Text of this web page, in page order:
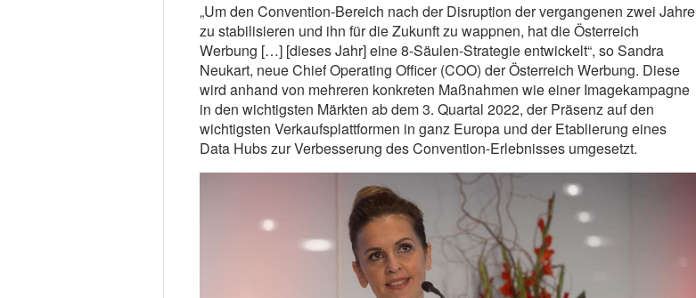
„Um den Convention-Bereich nach der Disruption der vergangenen zwei Jahre
zu stabilisieren und ihn für die Zukunft zu wappnen, hat die Österreich
Werbung […] [dieses Jahr] eine 8-Säulen-Strategie entwickelt“, so Sandra
Neukart, neue Chief Operating Officer (COO) der Österreich Werbung. Diese
wird anhand von mehreren konkreten Maßnahmen wie einer Imagekampagne
in den wichtigsten Märkten ab dem 3. Quartal 2022, der Präsenz auf den
wichtigsten Verkaufsplattformen in ganz Europa und der Etablierung eines
Data Hubs zur Verbesserung des Convention-Erlebnisses umgesetzt.